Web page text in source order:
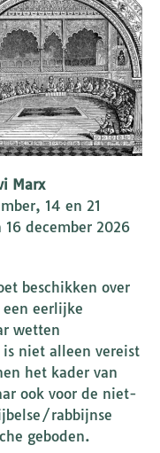
Marx
14 en 21
december 2026
beschikken over
een eerlijke
wetten
niet alleen vereist
het kader van
ook voor de niet-
rabbijnse
geboden.